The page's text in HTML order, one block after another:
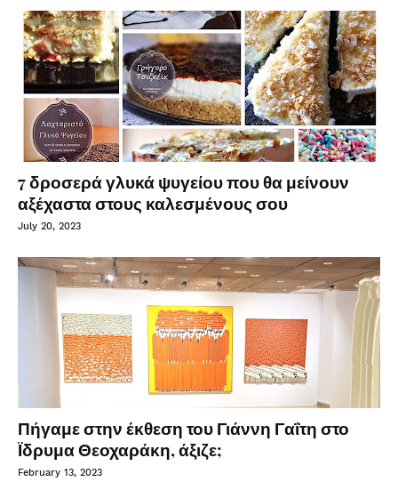
7 δροσερά γλυκά ψυγείου που θα μείνουν
αξέχαστα στους καλεσμένους σου
July 20, 2023
Πήγαμε στην έκθεση του Γιάννη Γαΐτη στο
Ϊδρυμα Θεοχαράκη, άξιζε;
February 13, 2023